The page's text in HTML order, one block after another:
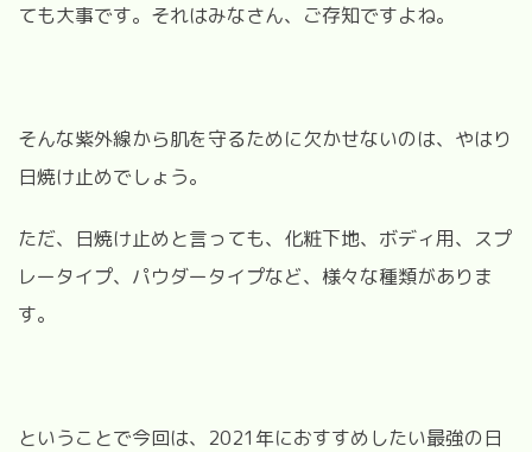
ても大事です。それはみなさん、ご存知ですよね。
そんな紫外線から肌を守るために欠かせないのは、やはり
日焼け止めでしょう。
ただ、日焼け止めと言っても、化粧下地、ボディ用、スプ
レータイプ、パウダータイプなど、様々な種類がありま
す。
ということで今回は、2021年におすすめしたい最強の日